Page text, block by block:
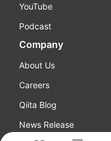
YouTube
Podcast
Company
About Us
Careers
Qiita Blog
News Release